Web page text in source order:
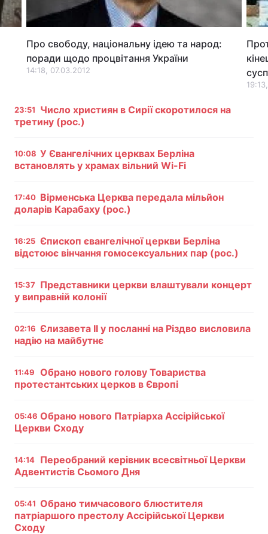
Лонгріди
Відео з Youtube Статті
Архів Вакансії
Послуги
Тема оформлення
Про свободу, національну ідею та народ:
поради щодо процвітання України
14:18, 07.03.2012
23:51
Число християн в Сирії скоротилося на
третину (рос.)
10:08 У Євангелічних церквах Берліна
встановлять у храмах вільний Wi-Fi
17:40 Вірменська Церква передала мільйон
доларів Карабаху (рос.)
16:25 Єпископ євангелічної церкви Берліна
відстоює вінчання гомосексуальних пар (рос.)
15:37
Представники церкви влаштували концерт
у виправній колонії
02:16 Єлизавета II у посланні на Різдво висловила
надію на майбутнє
11:49
Обрано нового голову Товариства
протестантських церков в Європі
05:46 Обрано нового Патріарха Ассірійської
Церкви Сходу
14:14
Переобраний керівник всесвітньої Церкви
Адвентистів Сьомого Дня
05:41 Обрано тимчасового блюстителя
патріаршого престолу Ассірійської Церкви
Сходу